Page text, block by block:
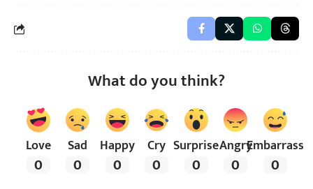
What do you think?
Love
0
Sad
0
Happy
0
Cry
0
Surprise
0
Angry
0
Embarrass
0